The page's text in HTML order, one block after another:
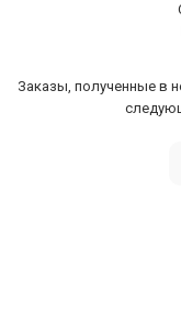
Заказы, полученные в